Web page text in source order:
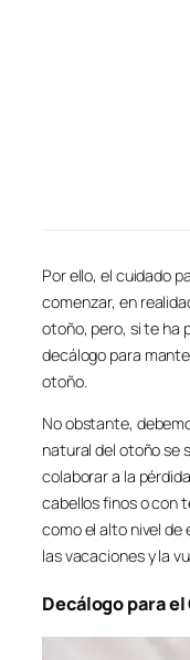
Por ello, el cuidado
comenzar, en
otoño, pero, si te ha
decálogo para
otoño.
No obstante,
natural del otoño se
colaborar a la
cabellos finos o con
como el alto nivel de
las vacaciones y la
Decálogo para